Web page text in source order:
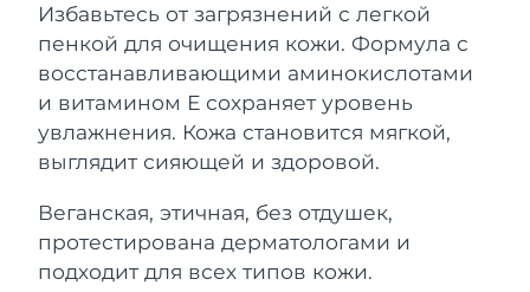
Избавьтесь от загрязнений с легкой
пенкой для очищения кожи. Формула с
восстанавливающими аминокислотами
и витамином Е сохраняет уровень
увлажнения. Кожа становится мягкой,
выглядит сияющей и здоровой.
Веганская, этичная, без отдушек,
протестирована дерматологами и
подходит для всех типов кожи.